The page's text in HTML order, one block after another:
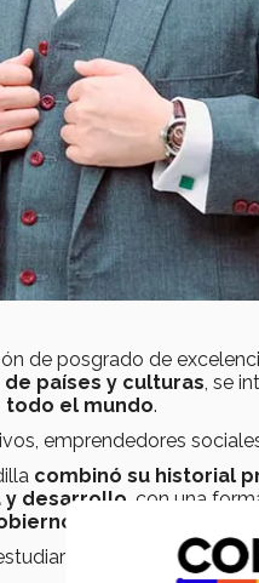
de posgrado de
países y culturas, se
todo el mundo.
emprendedores
combinó su historial
y desarrollo , con una
con destacados